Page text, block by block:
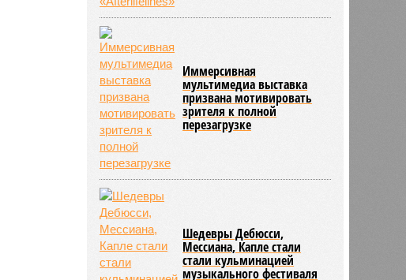
Иммерсивная
мультимедиа выставка
призвана мотивировать
зрителя к полной
перезагрузке
Шедевры Дебюсси,
Мессиана, Капле стали
стали кульминацией
музыкального фестиваля